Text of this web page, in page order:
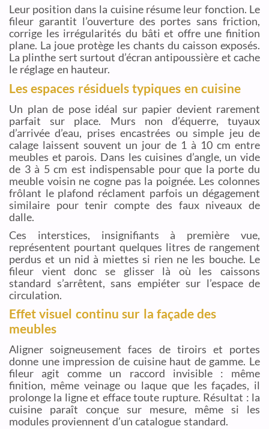
Leur position dans la cuisine résume leur fonction. Le
fileur garantit l’ouverture des portes sans friction,
corrige les irrégularités du bâti et offre une finition
plane. La joue protège les chants du caisson exposés.
La plinthe sert surtout d’écran antipoussière et cache
le réglage en hauteur.
Les espaces résiduels typiques en cuisine
Un plan de pose idéal sur papier devient rarement
parfait sur place. Murs non d’équerre, tuyaux
d’arrivée d’eau, prises encastrées ou simple jeu de
calage laissent souvent un jour de 1 à 10 cm entre
meubles et parois. Dans les cuisines d’angle, un vide
de 3 à 5 cm est indispensable pour que la porte du
meuble voisin ne cogne pas la poignée. Les colonnes
frôlant le plafond réclament parfois un dégagement
similaire pour tenir compte des faux niveaux de
dalle.
Ces interstices, insignifiants à première vue,
représentent pourtant quelques litres de rangement
perdus et un nid à miettes si rien ne les bouche. Le
fileur vient donc se glisser là où les caissons
standard s’arrêtent, sans empiéter sur l’espace de
circulation.
Effet visuel continu sur la façade des
meubles
Aligner soigneusement faces de tiroirs et portes
donne une impression de cuisine haut de gamme. Le
fileur agit comme un raccord invisible : même
finition, même veinage ou laque que les façades, il
prolonge la ligne et efface toute rupture. Résultat : la
cuisine paraît conçue sur mesure, même si les
modules proviennent d’un catalogue standard.